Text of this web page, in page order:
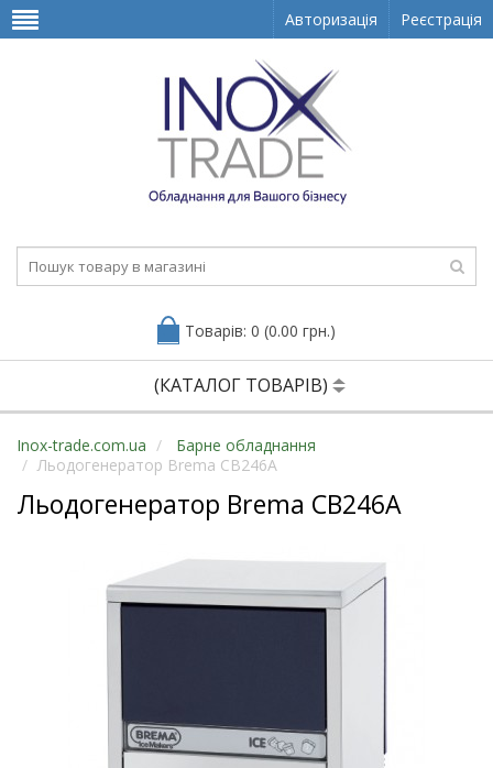
Авторизація Реєстрація
Товарів: 0 (0.00 грн.)
(КАТАЛОГ ТОВАРІВ)
Inox-trade.com.ua
Барне обладнання
Льодогенератор Brema CB246A
Льодогенератор Brema CB246A